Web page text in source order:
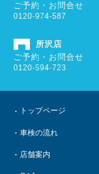
ご予約・お問合せ
0120-974-587
所沢店
ご予約・お問合せ
0120-594-723
トップページ
車検の流れ
店舗案内